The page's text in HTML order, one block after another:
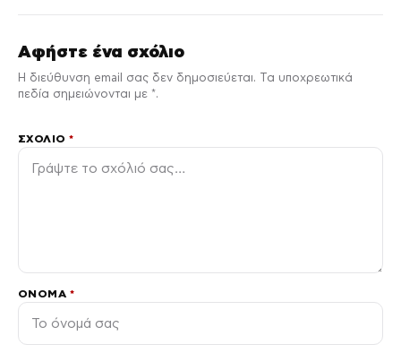
Αφήστε ένα σχόλιο
Η διεύθυνση email σας δεν δημοσιεύεται. Τα υποχρεωτικά
πεδία σημειώνονται με *.
ΣΧΌΛΙΟ*
ΌΝΟΜΑ *